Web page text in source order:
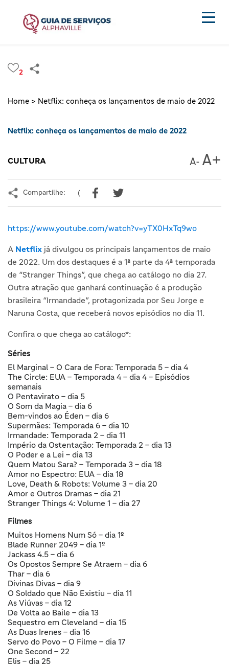
2
Home > Netflix: conheça os lançamentos de maio de 2022
Netflix: conheça os lançamentos de maio de 2022
CULTURA
Compartilhe: (
https://www.youtube.com/watch?v=yTX0HxTq9wo
A Netflix já divulgou os principais lançamentos de maio
de 2022. Um dos destaques é a 1ª parte da 4ª temporada
de “Stranger Things”, que chega ao catálogo no dia 27.
Outra atração que ganhará continuação é a produção
brasileira “Irmandade”, protagonizada por Seu Jorge e
Naruna Costa, que receberá novos episódios no dia 11.
Confira o que chega ao catálogo*:
Séries
El Marginal – O Cara de Fora: Temporada 5 – dia 4
The Circle: EUA – Temporada 4 – dia 4 – Episódios
semanais
O Pentavirato – dia 5
O Som da Magia – dia 6
Bem-vindos ao Éden – dia 6
Supermães: Temporada 6 – dia 10
Irmandade: Temporada 2 – dia 11
Império da Ostentação: Temporada 2 – dia 13
O Poder e a Lei – dia 13
Quem Matou Sara? – Temporada 3 – dia 18
Amor no Espectro: EUA – dia 18
Love, Death & Robots: Volume 3 – dia 20
Amor e Outros Dramas – dia 21
Stranger Things 4: Volume 1 – dia 27
Filmes
Muitos Homens Num Só – dia 1º
Blade Runner 2049 – dia 1º
Jackass 4.5 – dia 6
Os Opostos Sempre Se Atraem – dia 6
Thar – dia 6
Divinas Divas – dia 9
O Soldado que Não Existiu – dia 11
As Viúvas – dia 12
De Volta ao Baile – dia 13
Sequestro em Cleveland – dia 15
As Duas Irenes – dia 16
Servo do Povo – O Filme – dia 17
One Second – 22
Elis – dia 25